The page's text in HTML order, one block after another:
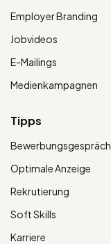
Employer Branding
Jobvideos
E-Mailings
Medienkampagnen
Tipps
Bewerbungsgespräch
Optimale Anzeige
Rekrutierung
Soft Skills
Karriere